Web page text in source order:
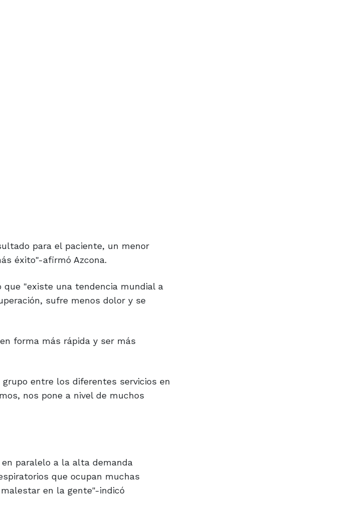
para el paciente, un menor
éxito"-afirmó Azcona.
que "existe una tendencia mundial a
sufre menos dolor y se
forma más rápida y ser más
entre los diferentes servicios en
nos pone a nivel de muchos
paralelo a la alta demanda
que ocupan muchas
en la gente"-indicó